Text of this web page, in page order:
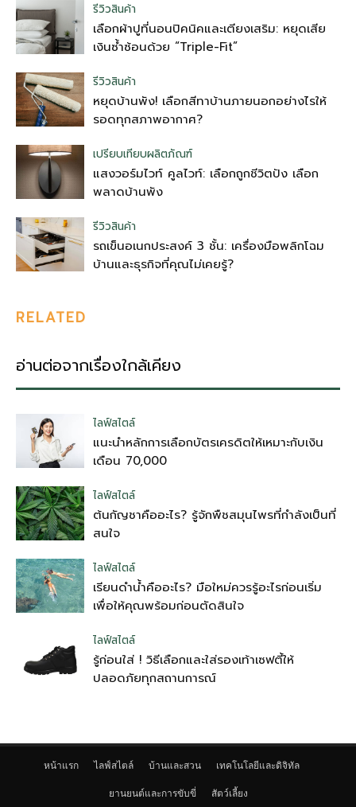
รีวิวสินค้า
เลือกผ้าปูที่นอนปิคนิคและเตียงเสริม: หยุดเสีย
เงินซ้ำซ้อนด้วย “Triple-Fit”
รีวิวสินค้า
หยุดบ้านพัง! เลือกสีทาบ้านภายนอกอย่างไรให้
รอดทุกสภาพอากาศ?
เปรียบเทียบผลิตภัณฑ์
แสงวอร์มไวท์ คูลไวท์: เลือกถูกชีวิตปัง เลือก
พลาดบ้านพัง
รีวิวสินค้า
รถเข็นอเนกประสงค์ 3 ชั้น: เครื่องมือพลิกโฉม
บ้านและธุรกิจที่คุณไม่เคยรู้?
RELATED
อ่านต่อจากเรื่องใกล้เคียง
ไลฟ์สไตล์
แนะนำหลักการเลือกบัตรเครดิตให้เหมาะกับเงิน
เดือน 70,000
ไลฟ์สไตล์
ต้นกัญชาคืออะไร? รู้จักพืชสมุนไพรที่กำลังเป็นที่
สนใจ
ไลฟ์สไตล์
เรียนดำน้ำคืออะไร? มือใหม่ควรรู้อะไรก่อนเริ่ม
เพื่อให้คุณพร้อมก่อนตัดสินใจ
ไลฟ์สไตล์
รู้ก่อนใส่ ! วิธีเลือกและใส่รองเท้าเซฟตี้ให้
ปลอดภัยทุกสถานการณ์
หน้าแรก ไลฟ์สไตล์ บ้านและสวน เทคโนโลยีและดิจิทัล
ยานยนต์และการขับขี่ สัตว์เลี้ยง